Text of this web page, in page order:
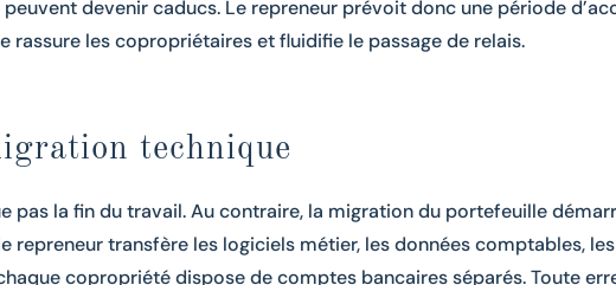
devenir caducs. Le repreneur prévoit donc une période
rassure les copropriétaires et fluidifie le passage de relais.
technique
pas la fin du travail. Au contraire, la migration du portefeuille
repreneur transfère les logiciels métier, les données comptables,
copropriété dispose de comptes bancaires séparés. Toute